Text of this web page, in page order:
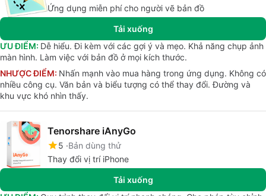
Ứng dụng miễn phí cho người vẽ bản đồ
Tải xuống
ƯU ĐIỂM: Dễ hiểu. Đi kèm với các gợi ý và mẹo. Khả năng chụp ảnh
màn hình. Làm việc với bản đồ ở mọi kích thước.
NHƯỢC ĐIỂM: Nhấn mạnh vào mua hàng trong ứng dụng. Không có
nhiều công cụ. Văn bản và biểu tượng có thể thay đổi. Đường và
khu vực khó nhìn thấy.
Tenorshare iAnyGo
5 Bản dùng thử
Thay đổi vị trí iPhone
Tải xuống